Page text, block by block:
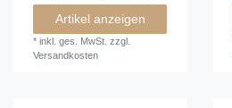
Artikel anzeigen
*inkl. ges. MwSt. zzgl.
Versandkosten